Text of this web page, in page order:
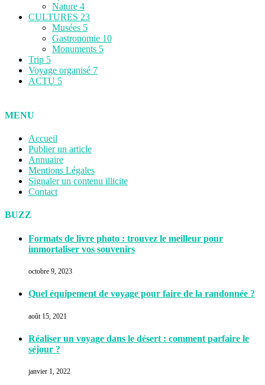
Nature 4
CULTURES 23
Musées 5
Gastronomie 10
Monuments 5
Trip 5
Voyage organisé 7
ACTU 5
MENU
Accueil
Publier un article
Annuaire
Mentions Légales
Signaler un contenu illicite
Contact
BUZZ
Formats de livre photo : trouvez le meilleur pour
immortaliser vos souvenirs
octobre 9, 2023
Quel équipement de voyage pour faire de la randonnée ?
août 15, 2021
Réaliser un voyage dans le désert : comment parfaire le
séjour ?
janvier 1, 2022